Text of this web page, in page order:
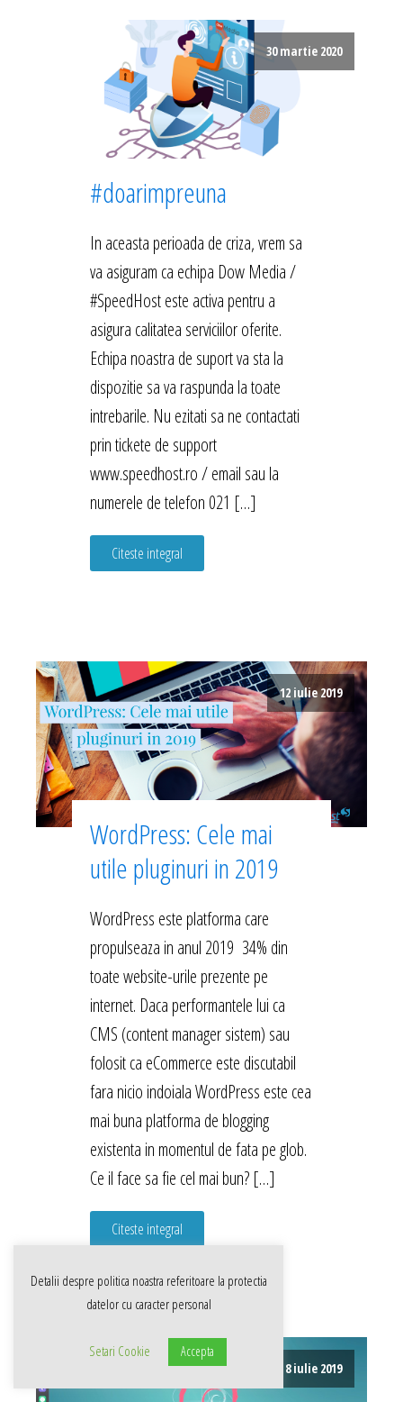
30 martie 2020
#doarimpreuna
In aceasta perioada de criza, vrem sa
va asiguram ca echipa Dow Media /
#SpeedHost este activa pentru a
asigura calitatea serviciilor oferite.
Echipa noastra de suport va sta la
dispozitie sa va raspunda la toate
intrebarile. Nu ezitati sa ne contactati
prin tickete de support
www.speedhost.ro / email sau la
numerele de telefon 021 […]
Citeste integral
12 iulie 2019
WordPress: Cele mai
utile pluginuri in 2019
WordPress este platforma care
propulseaza in anul 2019 34% din
toate website-urile prezente pe
internet. Daca performantele lui ca
CMS (content manager sistem) sau
folosit ca eCommerce este discutabil
fara nicio indoiala WordPress este cea
mai buna platforma de blogging
existenta in momentul de fata pe glob.
Ce il face sa fie cel mai bun? […]
Citeste integral
8 iulie 2019
Detalii despre politica noastra referitoare la protectia
datelor cu caracter personal
Setari Cookie Accepta